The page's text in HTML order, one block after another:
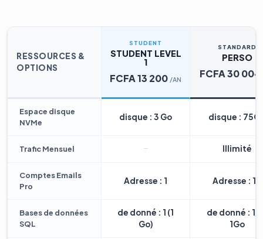
RESSOURCES &
OPTIONS
STUDENT
STUDENT LEVEL
1
FCFA 13 200 /AN
STANDARD
PERSO
FCFA 30 004
Espace disque
NVMe
disque : 3 Go disque :
Trafic Mensuel Illimité
Comptes Emails
Pro
Adresse : 1 Adresse : 10
Bases de données
SQL
de donné : 1 (1
Go)
de donné : 1
1Go